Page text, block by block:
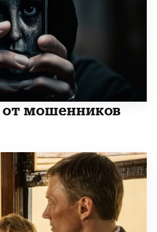
от мошенников